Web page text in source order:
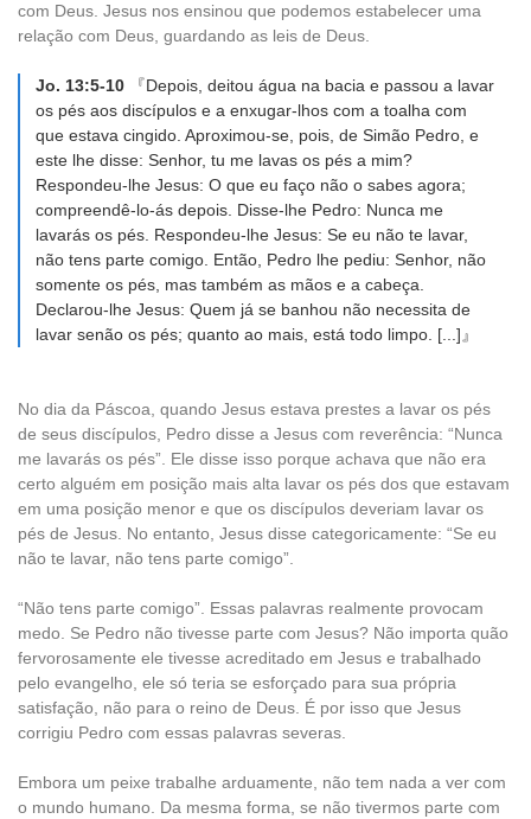
com Deus. Jesus nos ensinou que podemos estabelecer uma
relação com Deus, guardando as leis de Deus.
Jo. 13:5-10 『Depois, deitou água na bacia e passou a lavar
os pés aos discípulos e a enxugar-lhos com a toalha com
que estava cingido. Aproximou-se, pois, de Simão Pedro, e
este lhe disse: Senhor, tu me lavas os pés a mim?
Respondeu-lhe Jesus: O que eu faço não o sabes agora;
compreendê-lo-ás depois. Disse-lhe Pedro: Nunca me
lavarás os pés. Respondeu-lhe Jesus: Se eu não te lavar,
não tens parte comigo. Então, Pedro lhe pediu: Senhor, não
somente os pés, mas também as mãos e a cabeça.
Declarou-lhe Jesus: Quem já se banhou não necessita de
lavar senão os pés; quanto ao mais, está todo limpo. [...]』
No dia da Páscoa, quando Jesus estava prestes a lavar os pés
de seus discípulos, Pedro disse a Jesus com reverência: “Nunca
me lavarás os pés”. Ele disse isso porque achava que não era
certo alguém em posição mais alta lavar os pés dos que estavam
em uma posição menor e que os discípulos deveriam lavar os
pés de Jesus. No entanto, Jesus disse categoricamente: “Se eu
não te lavar, não tens parte comigo”.
“Não tens parte comigo”. Essas palavras realmente provocam
medo. Se Pedro não tivesse parte com Jesus? Não importa quão
fervorosamente ele tivesse acreditado em Jesus e trabalhado
pelo evangelho, ele só teria se esforçado para sua própria
satisfação, não para o reino de Deus. É por isso que Jesus
corrigiu Pedro com essas palavras severas.
Embora um peixe trabalhe arduamente, não tem nada a ver com
o mundo humano. Da mesma forma, se não tivermos parte com